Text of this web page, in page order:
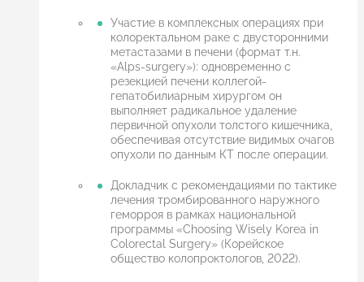
Участие в комплексных операциях при
колоректальном раке с двусторонними
метастазами в печени (формат т.н.
«Alps-surgery»): одновременно с
резекцией печени коллегой-
гепатобилиарным хирургом он
выполняет радикальное удаление
первичной опухоли толстого кишечника,
обеспечивая отсутствие видимых очагов
опухоли по данным КТ после операции.
Докладчик с рекомендациями по тактике
лечения тромбированного наружного
геморроя в рамках национальной
программы «Choosing Wisely Korea in
Colorectal Surgery» (Корейское
общество колопроктологов, 2022).